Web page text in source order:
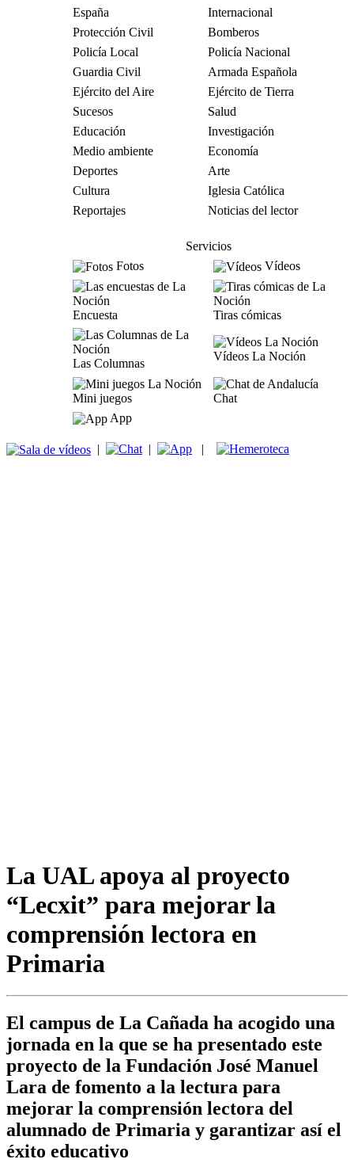
España
Internacional
Protección Civil
Bomberos
Policía Local
Policía Nacional
Guardia Civil
Armada Española
Ejército del Aire
Ejército de Tierra
Sucesos
Salud
Educación
Investigación
Medio ambiente
Economía
Deportes
Arte
Cultura
Iglesia Católica
Reportajes
Noticias del lector
Servicios
Fotos
Vídeos
Encuesta Tiras cómicas
Las Columnas
Vídeos La Noción
Mini juegos
Chat
App
| | |
La UAL apoya al proyecto
“Lecxit” para mejorar la
comprensión lectora en
Primaria
El campus de La Cañada ha acogido una
jornada en la que se ha presentado este
proyecto de la Fundación José Manuel
Lara de fomento a la lectura para
mejorar la comprensión lectora del
alumnado de Primaria y garantizar así el
éxito educativo